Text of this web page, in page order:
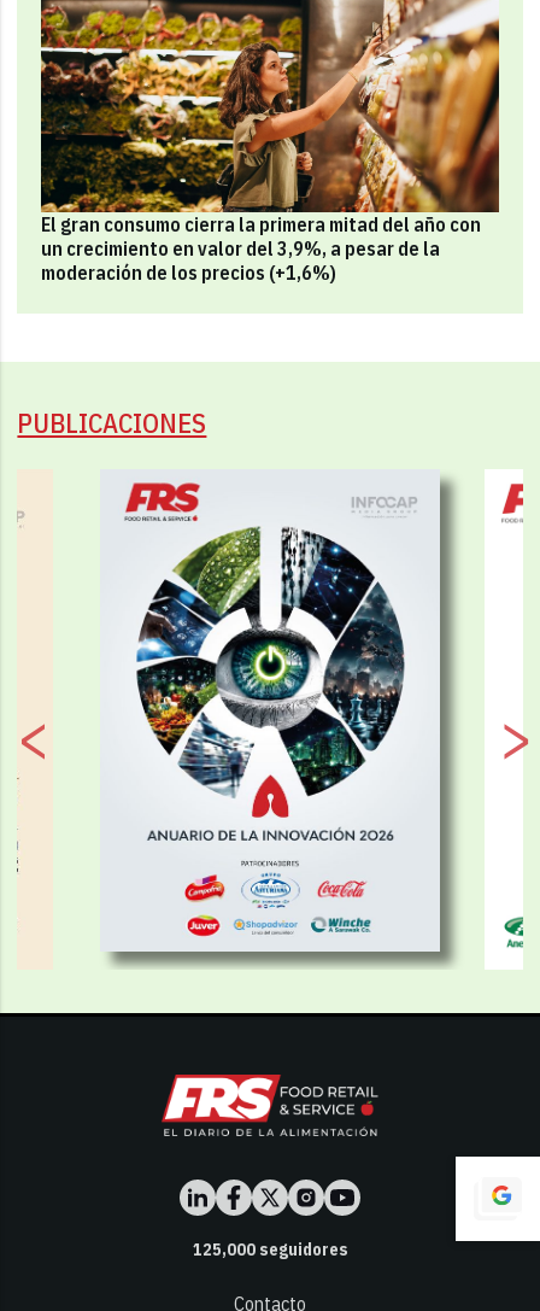
El gran consumo cierra la primera mitad del año con
un crecimiento en valor del 3,9%, a pesar de la
moderación de los precios (+1,6%)
PUBLICACIONES
125,000seguidores
Contacto